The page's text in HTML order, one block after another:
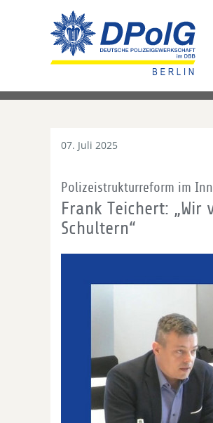
07. Juli 2025
Polizeistrukturreform im
Frank Teichert:
Schultern“